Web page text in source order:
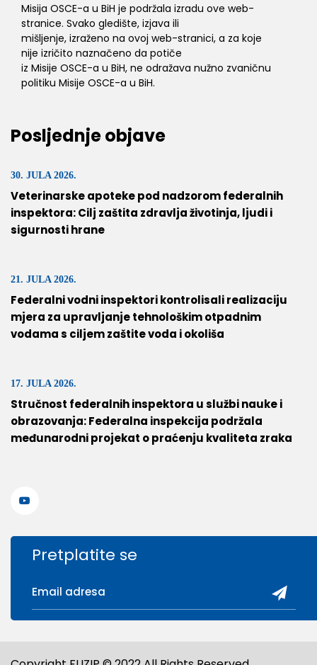
Misija OSCE-a u BiH je podržala izradu ove web-
stranice. Svako gledište, izjava ili
mišljenje, izraženo na ovoj web-stranici, a za koje
nije izričito naznačeno da potiče
iz Misije OSCE-a u BiH, ne odražava nužno zvaničnu
politiku Misije OSCE-a u BiH.
Posljednje objave
30. JULA 2026.
Veterinarske apoteke pod nadzorom federalnih
inspektora: Cilj zaštita zdravlja životinja, ljudi i
sigurnosti hrane
21. JULA 2026.
Federalni vodni inspektori kontrolisali realizaciju
mjera za upravljanje tehnološkim otpadnim
vodama s ciljem zaštite voda i okoliša
17. JULA 2026.
Stručnost federalnih inspektora u službi nauke i
obrazovanja: Federalna inspekcija podržala
međunarodni projekat o praćenju kvaliteta zraka
Pretplatite se